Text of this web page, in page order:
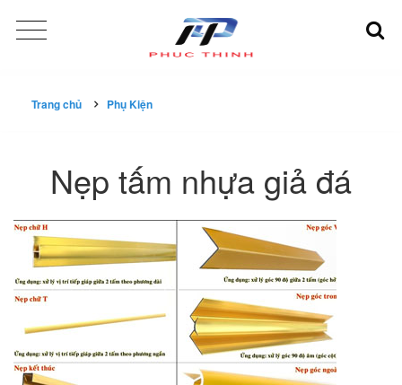
Trang chủ Phụ Kiện
Nẹp tấm nhựa giả đá